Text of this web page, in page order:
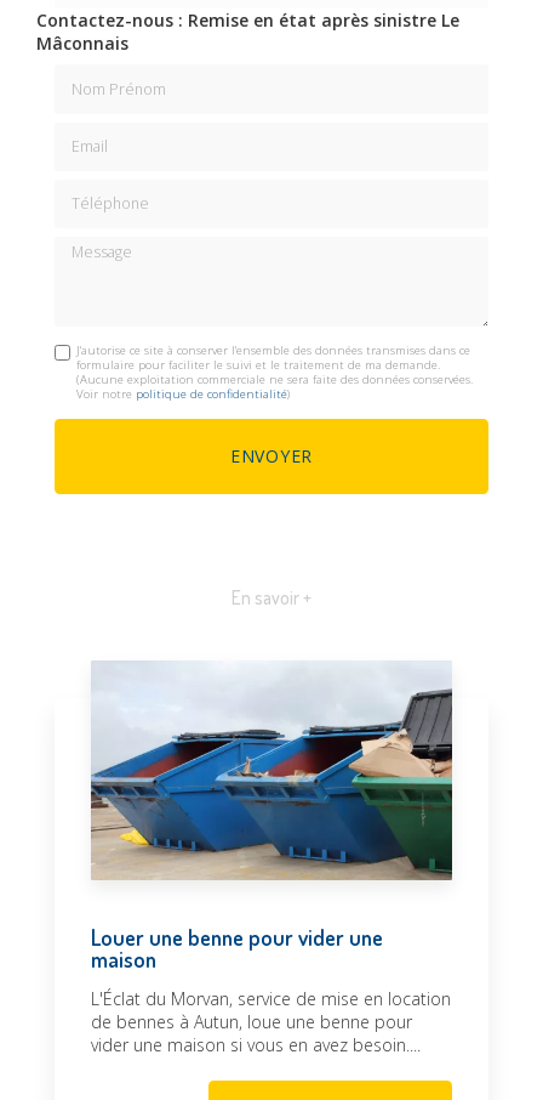
Contactez-nous : Remise en état après sinistre Le
Mâconnais
Message
J'autorise ce site à conserver l'ensemble des données transmises dans ce
formulaire pour faciliter le suivi et le traitement de ma demande.
(Aucune exploitation commerciale ne sera faite des données conservées.
Voir notre politique de confidentialité)
En savoir +
Louer une benne pour vider une
maison
L'Éclat du Morvan, service de mise en location
de bennes à Autun, loue une benne pour
vider une maison si vous en avez besoin....